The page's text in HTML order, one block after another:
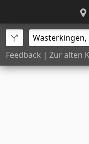
Feedback | Zur alten